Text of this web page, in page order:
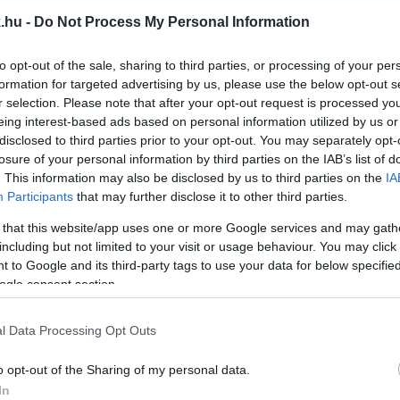
- Do Not Process My Personal Information
opt-out of the sale, sharing to third parties, or processing of your
for targeted advertising by us, please use the below opt-out
selection. Please note that after your opt-out request is processed
interest-based ads based on personal information utilized by us
to third parties prior to your opt-out. You may separately
of your personal information by third parties on the IAB’s list of
This information may also be disclosed by us to third parties on the
Participants that may further disclose it to other third parties.
that this website/app uses one or more Google services and may
but not limited to your visit or usage behaviour. You may
to Google and its third-party tags to use your data for below
consent section.
Data Processing Opt Outs
opt-out of the Sharing of my personal data.
ELTITKOLT EGÉSZSÉGÜGYI TERVE: 38
A HÁZIORVOSOKAT GYALÁZZA, A
hagyta a szombathelyieket.
A GYŐRI KÓRHÁZON
Világszínvonal és szedett-